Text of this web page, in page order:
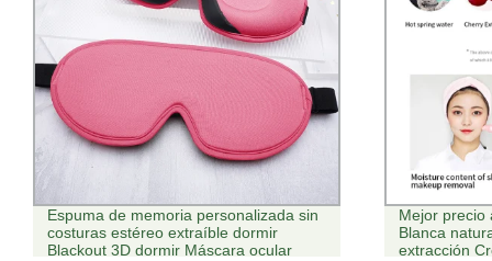
Espuma de memoria personalizada sin
costuras estéreo extraíble dormir
Blackout 3D dormir Máscara ocular
Mejor precio
Blanca
extracción